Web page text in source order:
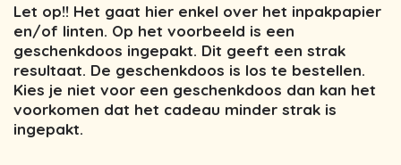
Let op!! Het gaat hier enkel over het inpakpapier
en/of linten. Op het voorbeeld is een
geschenkdoos ingepakt. Dit geeft een strak
resultaat. De geschenkdoos is los te bestellen.
Kies je niet voor een geschenkdoos dan kan het
voorkomen dat het cadeau minder strak is
ingepakt.